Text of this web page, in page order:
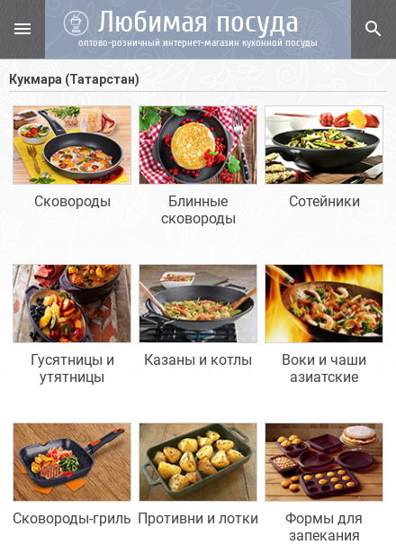
menu Любимая посуда
оптово-розничный интернет-магазин кухонной посуды
search
Кукмара (Татарстан)
Сковороды
Блинные
сковороды
Сотейники
Гусятницы и
утятницы
Казаны и котлы
Воки и чаши
азиатские
Сковороды-гриль Противни и лотки
Формы для
запекания